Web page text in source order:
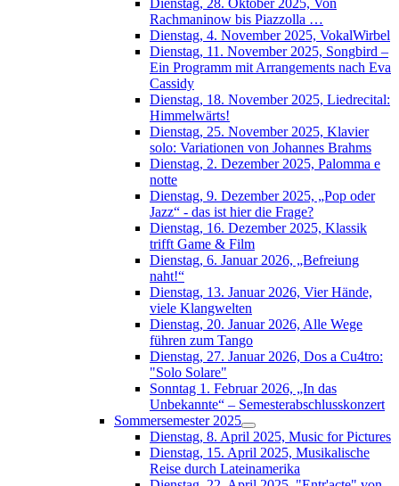
Rachmaninow bis Piazzolla …
Dienstag, 4. November 2025, VokalWirbel
Dienstag, 11. November 2025, Songbird –
Ein Programm mit Arrangements nach Eva
Cassidy
Dienstag, 18. November 2025, Liedrecital:
Himmelwärts!
Dienstag, 25. November 2025, Klavier
solo: Variationen von Johannes Brahms
Dienstag, 2. Dezember 2025, Palomma e
notte
Dienstag, 9. Dezember 2025, „Pop oder
Jazz“ - das ist hier die Frage?
Dienstag, 16. Dezember 2025, Klassik
trifft Game & Film
Dienstag, 6. Januar 2026, „Befreiung
naht!“
Dienstag, 13. Januar 2026, Vier Hände,
viele Klangwelten
Dienstag, 20. Januar 2026, Alle Wege
führen zum Tango
Dienstag, 27. Januar 2026, Dos a Cu4tro:
"Solo Solare"
Sonntag 1. Februar 2026, „In das
Unbekannte“ – Semesterabschlusskonzert
Sommersemester 2025
Dienstag, 8. April 2025, Music for Pictures
Dienstag, 15. April 2025, Musikalische
Reise durch Lateinamerika